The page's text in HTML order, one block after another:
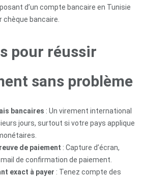
d’un compte bancaire en Tunisie
chèque bancaire.
pour réussir
sans problème
bancaires : Un virement international
jours, surtout si votre pays applique
de paiement : Capture d’écran,
de confirmation de paiement.
exact à payer : Tenez compte des